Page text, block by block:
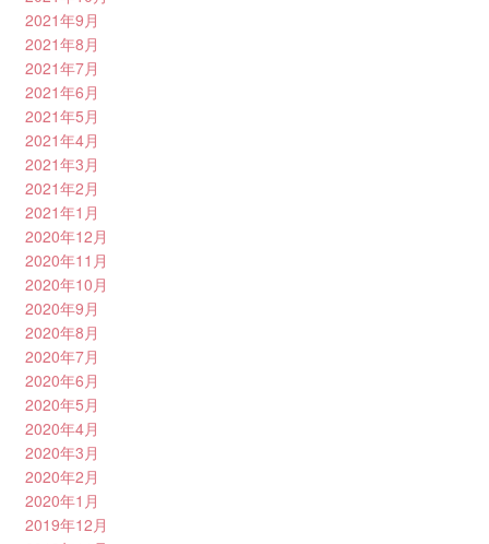
2021年9月
2021年8月
2021年7月
2021年6月
2021年5月
2021年4月
2021年3月
2021年2月
2021年1月
2020年12月
2020年11月
2020年10月
2020年9月
2020年8月
2020年7月
2020年6月
2020年5月
2020年4月
2020年3月
2020年2月
2020年1月
2019年12月